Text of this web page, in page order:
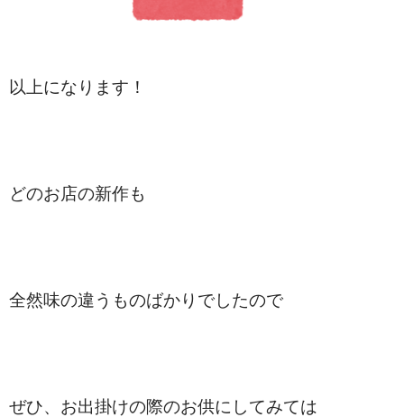
以上になります！
どのお店の新作も
全然味の違うものばかりでしたので
ぜひ、お出掛けの際のお供にしてみては